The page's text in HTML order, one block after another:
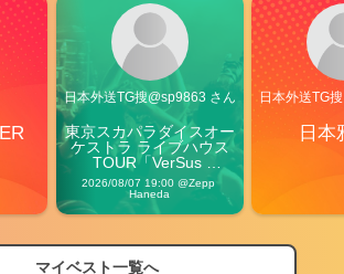
日本外送TG搜@sp9863 さん
東京スカパラダイスオー
ケストラ ライブハウス
TOUR「VerSus
Carnival」
2026/08/07 19:00 @Zepp
Haneda
日本外送TG
日本
マイベスト一覧へ